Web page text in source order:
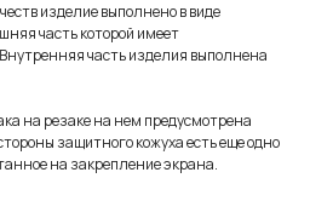
изделие выполнено в виде
часть которой имеет
часть изделия выполнена
на резаке на нем предусмотрена
защитного кожуха есть еще одно
на закрепление экрана.